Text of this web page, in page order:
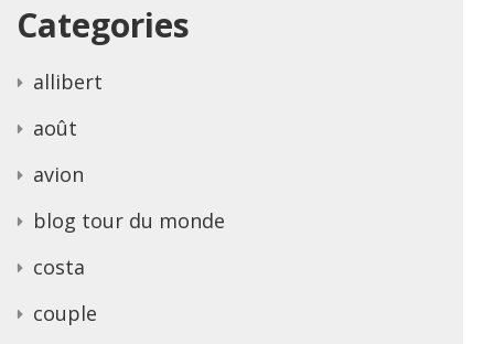
Categories
allibert
août
avion
blog tour du monde
costa
couple